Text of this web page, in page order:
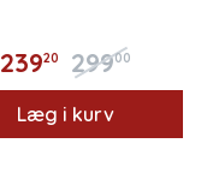
23920 29900
Læg i kurv